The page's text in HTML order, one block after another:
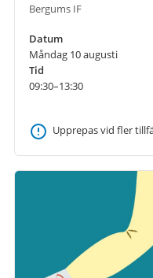
Bergums IF
Datum
Måndag 10 augusti
Tid
09:30–13:30
Upprepas vid fler